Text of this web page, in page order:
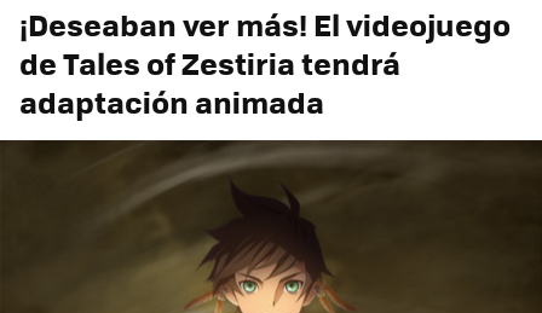
¡Deseaban ver más! El videojuego
de Tales of Zestiria tendrá
adaptación animada